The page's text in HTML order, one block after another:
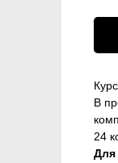
В
24
Для